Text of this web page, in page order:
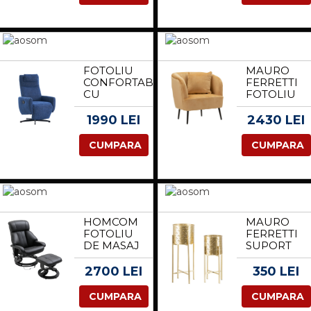
206X81X83
CM,
ELEGANT |
AOSOM
ROMANIA
TAPITAT
CU
SI BAZA
DIN OTEL,
GRI |
AOSOM
ROMANIA
FOTOLIU
CONFORTABIL
CU
FUNCTIE
DE
ALBASTRU
| AOSOM
1990 LEI
CUMPARA
MAURO
FERRETTI
FOTOLIU
MARO CU
PERNE CM
AOSOM
ROMANIA
2430 LEI
CUMPARA
HOMCOM
FOTOLIU
DE MASAJ
CU
TABURET,
DE
VIBRATII,
2700 LEI
CUMPARA
MAURO
FERRETTI
SUPORT
DE VAZA
GOLVY SET
CM Ø
21X52-
350 LEI
CUMPARA